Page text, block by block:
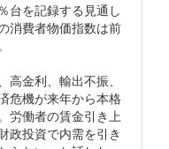
台を記録する見通し
消費者物価指数は前
金利、輸出不振、
危機が来年から本格
労働者の賃金引き上
政投資で内需を引き